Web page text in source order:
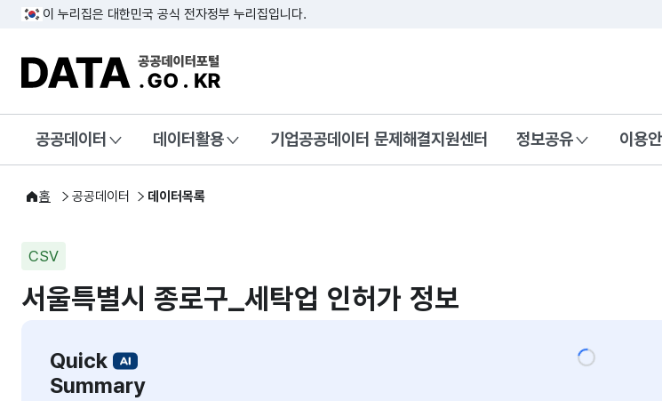
이 누리집은 대한민국 공식 전자정부 누리집입니다.
DATA.GO.KR 공공데이터포털
공공데이터 데이터활용 기업공공데이터 문제해결지원센터 정보공유 이용
홈 공공데이터 데이터목록
CSV
서울특별시 종로구_세탁업 인허가 정보
Quick
Summary